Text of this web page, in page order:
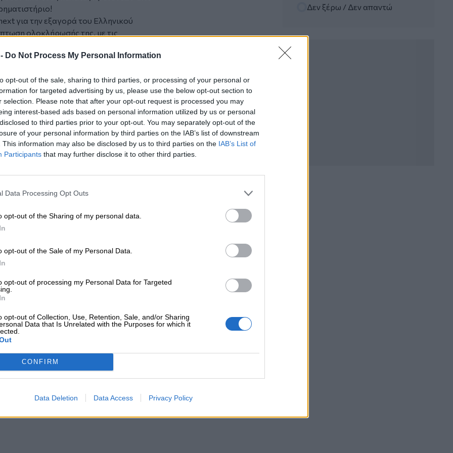
Do Not Process My Personal Information
opt-out of the sale, sharing to third parties, or processing of your personal or
for targeted advertising by us, please use the below opt-out section to
selection. Please note that after your opt-out request is processed you may
interest-based ads based on personal information utilized by us or personal
to third parties prior to your opt-out. You may separately opt-out of the
of your personal information by third parties on the IAB’s list of downstream
This information may also be disclosed by us to third parties on the IAB’s List of
Participants that may further disclose it to other third parties.
Data Processing Opt Outs
opt-out of the Sharing of my personal data.
opt-out of the Sale of my Personal Data.
opt-out of processing my Personal Data for Targeted
opt-out of Collection, Use, Retention, Sale, and/or Sharing
Data that Is Unrelated with the Purposes for which it
CONFIRM
Data Deletion Data Access Privacy Policy
για την εξαγορά του Ελληνικού
ολοκλήρωσής της, με τις
επενδυτές της Ελληνικής αγοράς,
αποτελέσματα και υψηλότερα
την αγορά και τα συνεχώς
να είσαστε σε θέση να προτείνετε
προκειμένου οι πελάτες σας
τους στόχους τους!
των προϊόντων Unit Linked και τους
βιβλίο«Επενδύσεις και Ασφάλιση»
MBA με εξειδίκευση στην
εκπαιδευτής ασφαλιστικών
εμπειρία.
εκδόσεις Σπύρου 2021,
2022 και «Βασική Εκπαίδευση
και τα προϊόντα Ζωής και
επιπλέον έχει συμμετάσχει στη
Είναι αρθρογράφος του Next Deal.
και μεταπτυχιακές σπουδές στα
θέσεις εκπαίδευσης, σε μερικές
και τράπεζες που
Forum: Ένα στα πέντε καινοτόμα
φάρμακα φτάνει τελικά στην Ελλάδα
ΝΤΥΝΑΝ»
Δεν ξέρω / Δεν απαντώ